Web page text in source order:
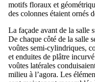
motifs floraux et
des colonnes étaient ornés
La façade avant de la salle
De chaque côté de la salle
voûtes semi-cylindriques,
et enduites de plâtre
voûtes latérales
milieu à l’agora. Les